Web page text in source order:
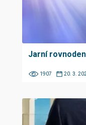
Jarní
1907 20. 3.